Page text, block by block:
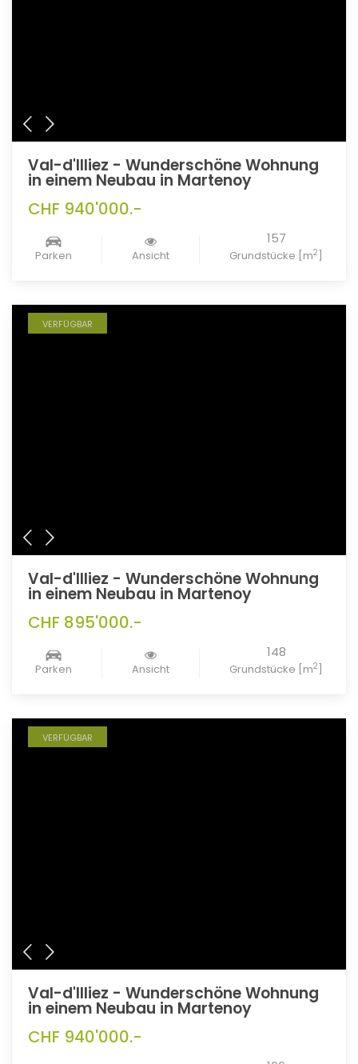
Val-d'Illiez - Wunderschöne Wohnung
in einem Neubau in Martenoy
CHF 940'000.-
Parken Ansicht
157
Grundstücke [m2]
VERFÜGBAR
Val-d'Illiez - Wunderschöne Wohnung
in einem Neubau in Martenoy
CHF 895'000.-
Parken Ansicht
148
Grundstücke [m2]
VERFÜGBAR
Val-d'Illiez - Wunderschöne Wohnung
in einem Neubau in Martenoy
CHF 940'000.-